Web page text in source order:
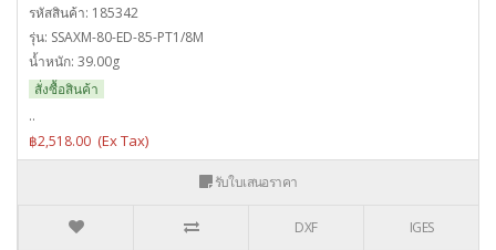
รหัสสินค้า: 185342
รุ่น: SSAXM-80-ED-85-PT1/8M
น้ำหนัก: 39.00g
สั่งซื้อสินค้า
..
฿2,518.00
รับใบเสนอราคา
DXF IGES